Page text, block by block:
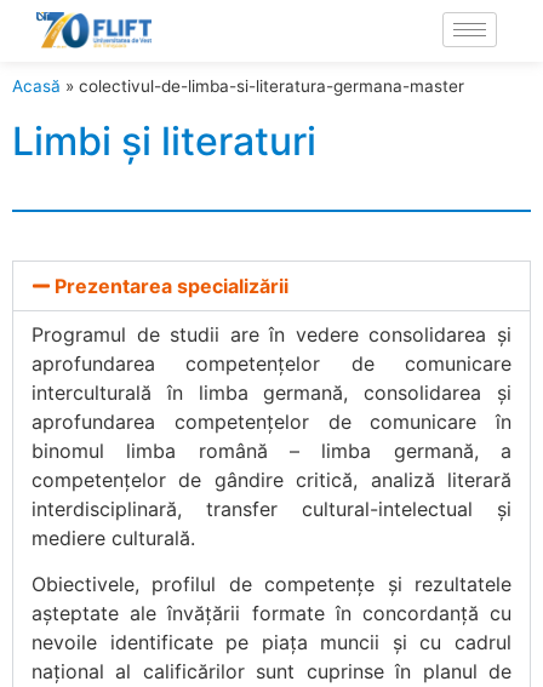
Acasă » colectivul-de-limba-si-literatura-germana-master
Limbi și literaturi
Prezentarea specializării
Programul de studii are în vedere consolidarea și
aprofundarea competenţelor de comunicare
interculturală în limba germană, consolidarea și
aprofundarea competenţelor de comunicare în
binomul limba română – limba germană, a
competenţelor de gândire critică, analiză literară
interdisciplinară, transfer cultural-intelectual și
mediere culturală.
Obiectivele, profilul de competențe și rezultatele
așteptate ale învățării formate în concordanță cu
nevoile identificate pe piața muncii și cu cadrul
național al calificărilor sunt cuprinse în planul de